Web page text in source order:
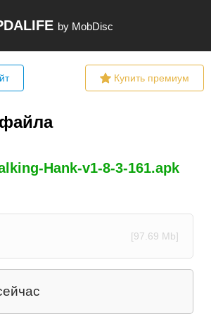
by MobDisc
Купить премиум
Hank-v1-8-3-161.apk
[97.69 Mb]